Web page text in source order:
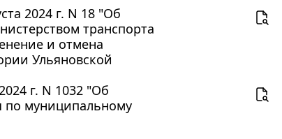
2024 г. N 18 "Об
транспорта
и отмена
Ульяновской
г. N 1032 "Об
по муниципальному